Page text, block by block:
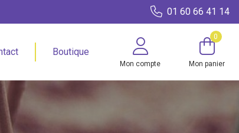
01 60 66 41 14
Boutique
Mon compte
0
Mon panier